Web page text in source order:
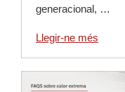
generacional, …
Llegir-ne més